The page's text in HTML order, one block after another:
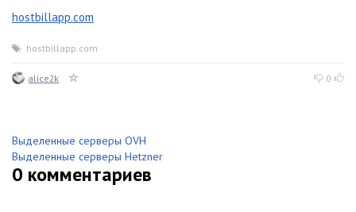
hostbillapp.com
hostbillapp.com
alice2k 0
Выделенные серверы OVH
Выделенные серверы Hetzner
0 комментариев